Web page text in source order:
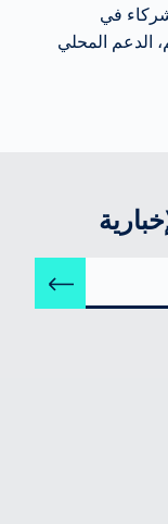
في
الدعم المحلي